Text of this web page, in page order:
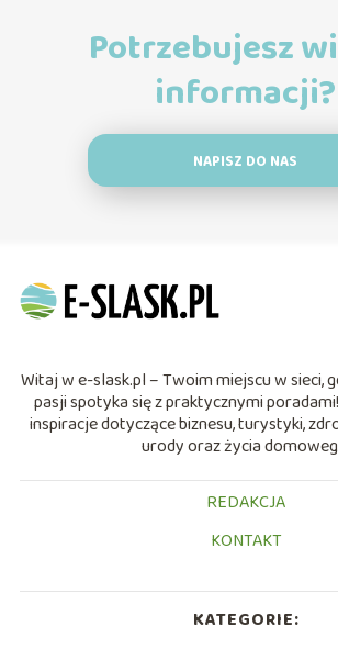
Potrzebujesz
informacji?
NAPISZ DO NAS
Witaj w e-slask.pl – Twoim miejscu w sieci,
pasji spotyka się z praktycznymi
inspiracje dotyczące biznesu, turystyki,
urody oraz życia
REDAKCJA
KONTAKT
KATEGORIE: